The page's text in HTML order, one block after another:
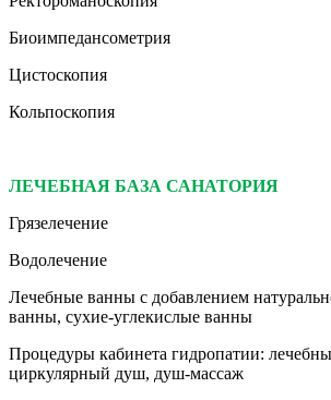
Биоимпедансометрия
Цистоскопия
Кольпоскопия
ЛЕЧЕБНАЯ БАЗА САНАТОРИЯ
Грязелечение
Водолечение
Лечебные ванны с добавлением
ванны, сухие-углекислые ванны
Процедуры кабинета гидропатии:
циркулярный душ, душ-массаж